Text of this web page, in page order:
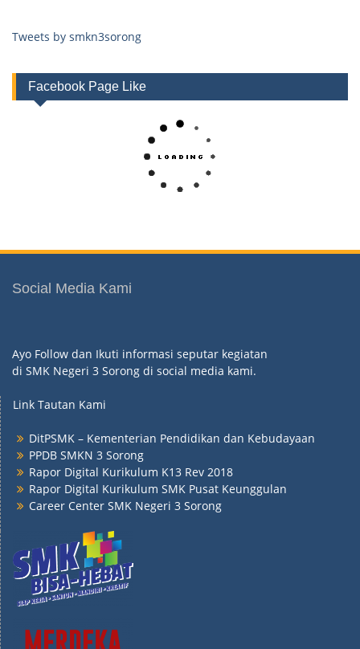
Tweets by smkn3sorong
Facebook Page Like
Social Media Kami
Ayo Follow dan Ikuti informasi seputar kegiatan
di SMK Negeri 3 Sorong di social media kami.
Link Tautan Kami
DitPSMK – Kementerian Pendidikan dan Kebudayaan
PPDB SMKN 3 Sorong
Rapor Digital Kurikulum K13 Rev 2018
Rapor Digital Kurikulum SMK Pusat Keunggulan
Career Center SMK Negeri 3 Sorong